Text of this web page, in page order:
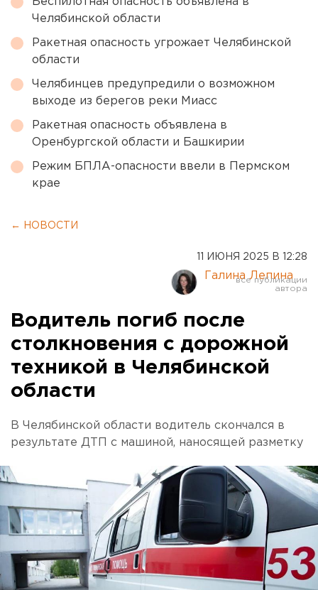
Челябинской области
Ракетная опасность угрожает Челябинской
области
Челябинцев предупредили о возможном
выходе из берегов реки Миасс
Ракетная опасность объявлена в
Оренбургской области и Башкирии
Режим БПЛА-опасности ввели в Пермском
крае
← НОВОСТИ
11 ИЮНЯ 2025 В 12:28
Галина Лепина
Водитель погиб после
столкновения с дорожной
техникой в Челябинской
области
В Челябинской области водитель скончался в
результате ДТП с машиной, наносящей разметку